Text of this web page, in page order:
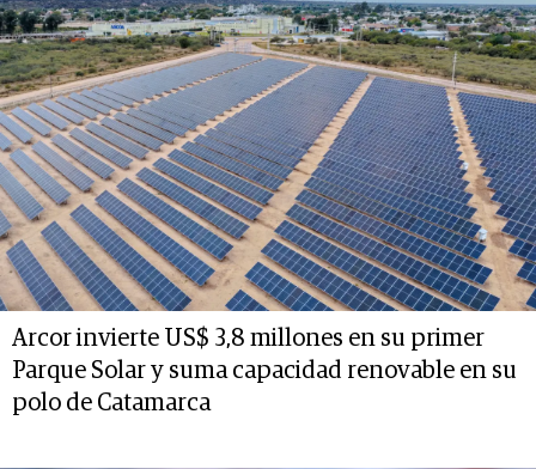
Arcor invierte US$ 3,8 millones en su primer
Parque Solar y suma capacidad renovable en su
polo de Catamarca